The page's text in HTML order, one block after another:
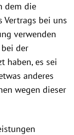
dem die
bei uns
verwenden
der
haben, es sei
anderes
wegen dieser